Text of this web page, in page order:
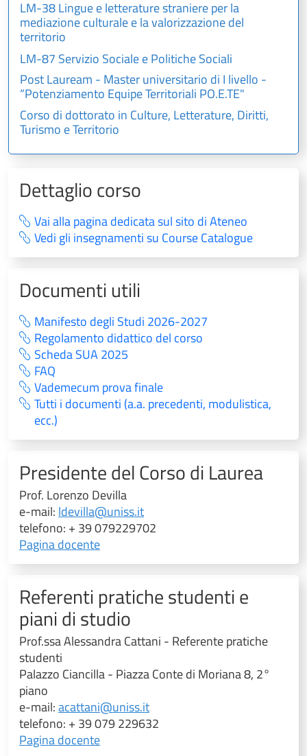
LM-38 Lingue e letterature straniere per la
mediazione culturale e la valorizzazione del
territorio
LM-87 Servizio Sociale e Politiche Sociali
Post Lauream - Master universitario di I livello -
“Potenziamento Equipe Territoriali PO.E.TE"
Corso di dottorato in Culture, Letterature, Diritti,
Turismo e Territorio
Dettaglio corso
Vai alla pagina dedicata sul sito di Ateneo
Vedi gli insegnamenti su Course Catalogue
Documenti utili
Manifesto degli Studi 2026-2027
Regolamento didattico del corso
Scheda SUA 2025
FAQ
Vademecum prova finale
Tutti i documenti (a.a. precedenti, modulistica,
ecc.)
Presidente del Corso di Laurea
Prof. Lorenzo Devilla
e-mail: ldevilla@uniss.it
telefono: + 39 079229702
Pagina docente
Referenti pratiche studenti e
piani di studio
Prof.ssa Alessandra Cattani - Referente pratiche
studenti
Palazzo Ciancilla - Piazza Conte di Moriana 8, 2°
piano
e-mail:acattani@uniss.it
telefono: + 39 079 229632
Pagina docente